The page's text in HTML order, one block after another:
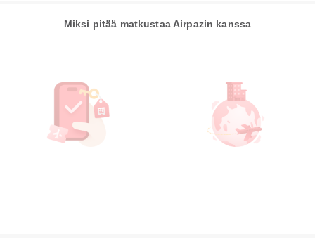
Miksi pitää matkustaa Airpazin kanssa